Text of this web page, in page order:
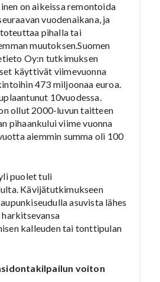
on aikeissa remontoida
vuodenaikana, ja
pihalla tai
muutoksen.Suomen
Oy:n tutkimuksen
käyttivät viimevuonna
473 miljoonaa euroa.
10vuodessa.
ollut 2000-luvun taitteen
pihaankului viime vuonna
aiemmin summa oli 100
puolet tuli
Kävijätutkimukseen
asuvista lähes
kalleuden tai tonttipulan
voiton